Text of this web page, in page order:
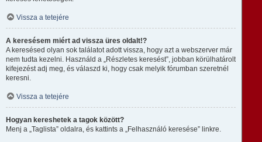
Vissza a tetejére
A keresésem miért ad vissza üres oldalt!?
A keresésed olyan sok találatot adott vissza, hogy azt a webszerver már
nem tudta kezelni. Használd a „Részletes keresést”, jobban körülhatárolt
kifejezést adj meg, és válaszd ki, hogy csak melyik fórumban szeretnél
keresni.
Vissza a tetejére
Hogyan kereshetek a tagok között?
Menj a „Taglista” oldalra, és kattints a „Felhasználó keresése” linkre.